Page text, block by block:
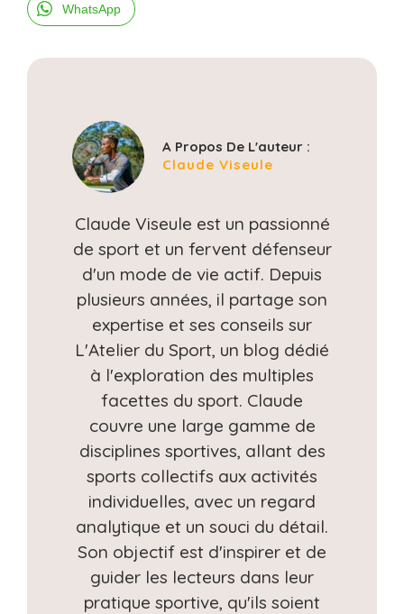
WhatsApp
A Propos De L'auteur :
Claude Viseule
Claude Viseule est un passionné
de sport et un fervent défenseur
d'un mode de vie actif. Depuis
plusieurs années, il partage son
expertise et ses conseils sur
L'Atelier du Sport, un blog dédié
à l'exploration des multiples
facettes du sport. Claude
couvre une large gamme de
disciplines sportives, allant des
sports collectifs aux activités
individuelles, avec un regard
analytique et un souci du détail.
Son objectif est d'inspirer et de
guider les lecteurs dans leur
pratique sportive, qu'ils soient